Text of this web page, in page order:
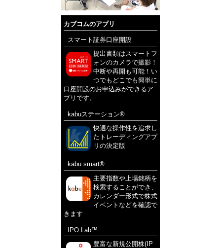
カブコムのアプリ
スマート証券口座開設
提出書類はスマートフ
ォンのカメラで撮影！
中断や再開も可能！い
つでもどこでも簡単に
口座開設のお申込みができるア
プリです。
kabuステーション®
快適な操作性を追求し
たトレーディングアプ
リの決定版
kabu smart®
主要指数や上場銘柄を
検索することができ、
カレンダー形式で株式
イベントなどを確認で
きます
IPO Lab™
豊富な新規公開株(IP